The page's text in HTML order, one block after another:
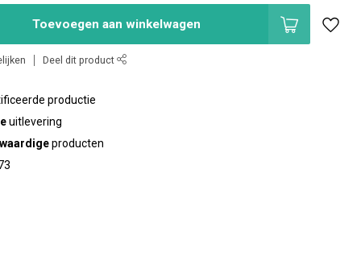
Toevoegen aan winkelwagen
Deel dit product
productie
uitlevering
producten